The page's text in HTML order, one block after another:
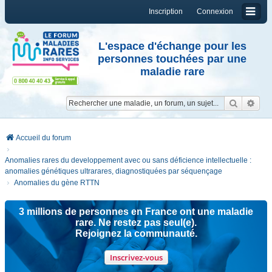
Connexion
Inscription
L'espace d'échange pour les
personnes touchées par une
maladie rare
Accueil du forum
Anomalies rares du developpement avec ou sans déficience intellectuelle :
anomalies génétiques ultrarares, diagnostiquées par séquençage
Anomalies du gène RTTN
3 millions de personnes en France ont une maladie
rare. Ne restez pas seul(e).
Rejoignez la communauté.
Inscrivez-vous